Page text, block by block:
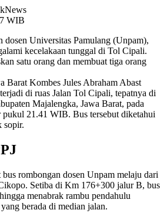
WIB
dosen Universitas Pamulang (Unpam),
kecelakaan tunggal di Tol Cipali.
satu orang dan membuat tiga orang
Barat Kombes Jules Abraham Abast
di ruas Jalan Tol Cipali, tepatnya di
Majalengka, Jawa Barat, pada
pukul 21.41 WIB. Bus tersebut diketahui
sopir.
rombongan dosen Unpam melaju dari
Setiba di Km 176+300 jalur B, bus
menabrak rambu pendahulu
berada di median jalan.